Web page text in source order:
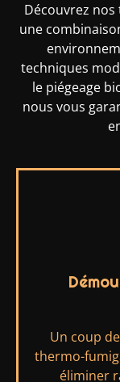
Découvrez
une
techniques
le piégeage
nous vous
Un coup
thermo-
éliminer